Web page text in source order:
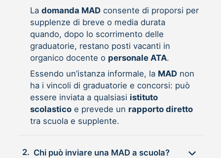
La domanda MADconsente di proporsi per
supplenze di breve o media durata
quando, dopo lo scorrimento delle
graduatorie, restano posti vacanti in
organico docente o personale ATA.
Essendo un’istanza informale, la MADnon
ha i vincoli di graduatorie e concorsi: può
essere inviata a qualsiasi istituto
scolasticoe prevede un rapporto diretto
tra scuola e supplente.
2. Chi può inviare una MAD a scuola?